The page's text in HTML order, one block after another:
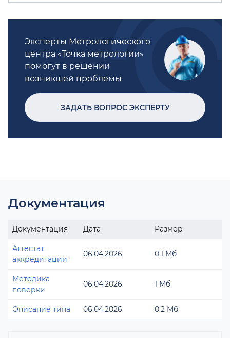
Эксперты Метрологического
центра «Точка метрологии»
помогут в решении
возникшей проблемы
ЗАДАТЬ ВОПРОС ЭКСПЕРТУ
Документация
Документация Дата Размер
Аттестат
аккредитации
06.04.2026 0.1 Мб
Методика
поверки
06.04.2026 1 Мб
Описание типа 06.04.2026 0.2 Мб